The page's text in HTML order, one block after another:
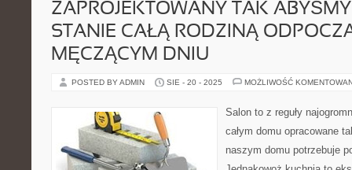
ZAPROJEKTOWANY TAK
STANIE CAŁĄ RODZINĄ
MĘCZĄCYM DNIU
POSTED BY ADMIN SIE - 20 - 2025 MOŻLIWOŚĆ
Salon to z reguły
całym domu opracowane
naszym domu potrzebuje